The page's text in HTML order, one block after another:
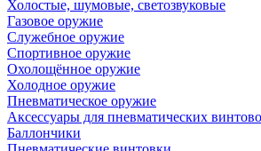
Холостые, шумовые, светозвуковые
Газовое оружие
Служебное оружие
Спортивное оружие
Охолощённое оружие
Холодное оружие
Пневматическое оружие
Аксессуары для пневматических
Баллончики